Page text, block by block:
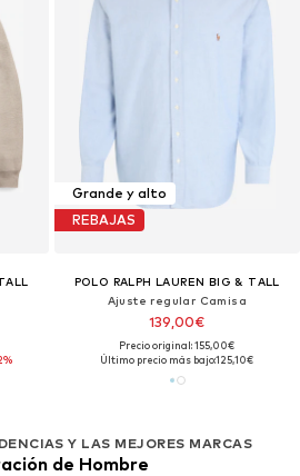
Grande y alto
REBAJAS
POLO RALPH LAUREN BIG & TALL
Ajuste regular Camisa
139,00€
Precio original: 155,00€
Último precio más bajo:125,10€
Y LAS MEJORES MARCAS
de Hombre